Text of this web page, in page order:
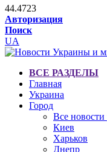
44.4723
Авторизация
Поиск
UA
ВСЕ РАЗДЕЛЫ
Главная
Украина
Город
Все новости
Киев
Харьков
Днепр